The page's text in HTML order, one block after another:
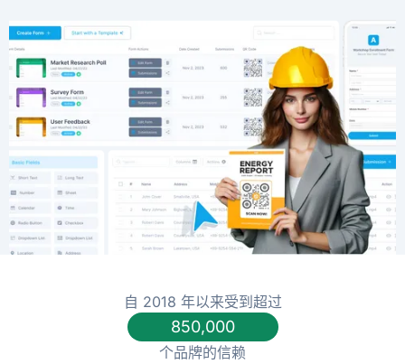
自 2018 年以来受到超过
850,000
个品牌的信赖